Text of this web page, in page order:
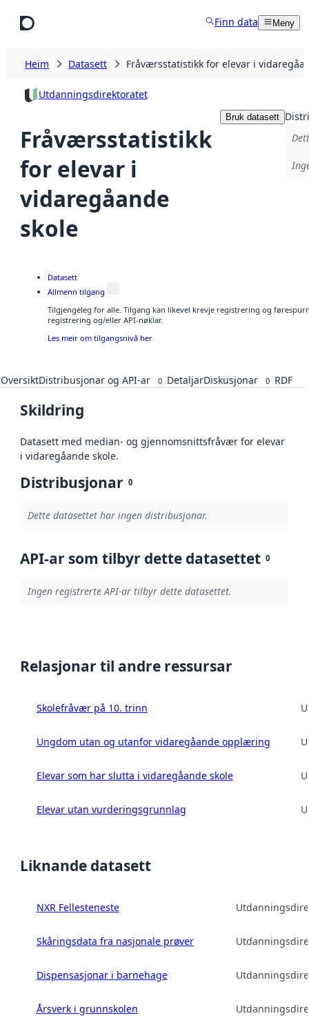
Finn data Meny
Heim Datasett Fråværsstatistikk for elevar i
Utdanningsdirektoratet
Fråværsstatistikk
for elevar i
vidaregåande
skole
Bruk datasett
Datasett
Allmenn tilgang
Tilgjengeleg for alle. Tilgang kan likevel krevje registrering og
registrering og/eller API-nøklar.
Les meir om tilgangsnivå her
OversiktDistribusjonar og API-ar 0 DetaljarDiskusjonar 0 RDF
Skildring
Datasett med median- og gjennomsnittsfråvær for elevar
i vidaregåande skole.
Distribusjonar 0
Dette datasettet har ingen distribusjonar.
API-ar som tilbyr dette datasettet 0
Ingen registrerte API-ar tilbyr dette datasettet.
Relasjonar til andre ressursar
Skolefråvær på 10. trinn
Ungdom utan og utanfor vidaregåande opplæring
Elevar som har slutta i vidaregåande skole
Elevar utan vurderingsgrunnlag
Liknande datasett
NXR Fellesteneste
Skåringsdata fra nasjonale prøver
Dispensasjonar i barnehage
Årsverk i grunnskolen